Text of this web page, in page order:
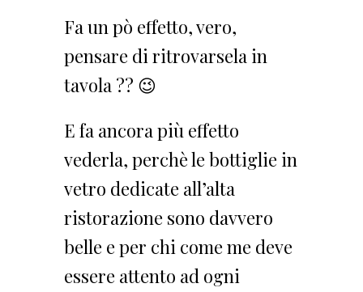
Fa un pò effetto, vero,
pensare di ritrovarsela in
tavola ?? 😉
E fa ancora più effetto
vederla, perchè le bottiglie in
vetro dedicate all’alta
ristorazione sono davvero
belle e per chi come me deve
essere attento ad ogni